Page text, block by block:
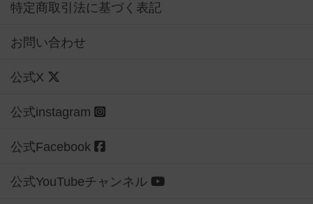
特定商取引法に基づく表記
お問い合わせ
公式X
公式instagram
公式Facebook
公式YouTubeチャンネル